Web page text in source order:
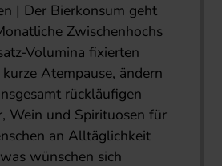
| Der Bierkonsum geht
Zwischenhochs
Volumina fixierten
Atempause, ändern
rückläufigen
Wein und Spirituosen für
an Alltäglichkeit
wünschen sich